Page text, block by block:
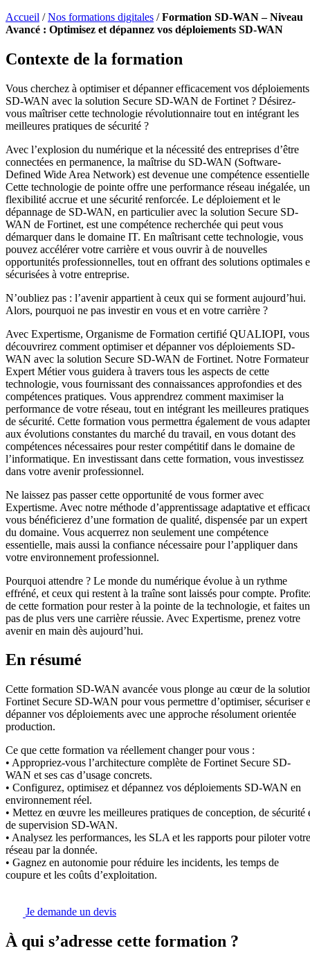
Accueil /Nos formations digitales /Formation SD-WAN – Niveau
Avancé : Optimisez et dépannez vos déploiements SD-WAN
Contexte de la formation
Vous cherchez à optimiser et dépanner efficacement vos déploiements
SD-WAN avec la solution Secure SD-WAN de Fortinet ? Désirez-
vous maîtriser cette technologie révolutionnaire tout en intégrant les
meilleures pratiques de sécurité ?
Avec l’explosion du numérique et la nécessité des entreprises d’être
connectées en permanence, la maîtrise du SD-WAN (Software-
Defined Wide Area Network) est devenue une compétence
Cette technologie de pointe offre une performance réseau inégalée,
flexibilité accrue et une sécurité renforcée. Le déploiement et le
dépannage de SD-WAN, en particulier avec la solution Secure SD-
WAN de Fortinet, est une compétence recherchée qui peut vous
démarquer dans le domaine IT. En maîtrisant cette technologie, vous
pouvez accélérer votre carrière et vous ouvrir à de nouvelles
opportunités professionnelles, tout en offrant des solutions optimales
sécurisées à votre entreprise.
N’oubliez pas : l’avenir appartient à ceux qui se forment aujourd’hui.
Alors, pourquoi ne pas investir en vous et en votre carrière ?
Avec Expertisme, Organisme de Formation certifié QUALIOPI, vous
découvrirez comment optimiser et dépanner vos déploiements SD-
WAN avec la solution Secure SD-WAN de Fortinet. Notre Formateur
Expert Métier vous guidera à travers tous les aspects de cette
technologie, vous fournissant des connaissances approfondies et des
compétences pratiques. Vous apprendrez comment maximiser la
performance de votre réseau, tout en intégrant les meilleures pratiques
de sécurité. Cette formation vous permettra également de vous adapter
aux évolutions constantes du marché du travail, en vous dotant des
compétences nécessaires pour rester compétitif dans le domaine de
l’informatique. En investissant dans cette formation, vous investissez
dans votre avenir professionnel.
Ne laissez pas passer cette opportunité de vous former avec
Expertisme. Avec notre méthode d’apprentissage adaptative et
vous bénéficierez d’une formation de qualité, dispensée par un expert
du domaine. Vous acquerrez non seulement une compétence
essentielle, mais aussi la confiance nécessaire pour l’appliquer dans
votre environnement professionnel.
Pourquoi attendre ? Le monde du numérique évolue à un rythme
effréné, et ceux qui restent à la traîne sont laissés pour compte.
de cette formation pour rester à la pointe de la technologie, et faites un
pas de plus vers une carrière réussie. Avec Expertisme, prenez votre
avenir en main dès aujourd’hui.
En résumé
Cette formation SD-WAN avancée vous plonge au cœur de la
Fortinet Secure SD-WAN pour vous permettre d’optimiser, sécuriser
dépanner vos déploiements avec une approche résolument orientée
production.
Ce que cette formation va réellement changer pour vous :
• Appropriez-vous l’architecture complète de Fortinet Secure SD-
WAN et ses cas d’usage concrets.
• Configurez, optimisez et dépannez vos déploiements SD-WAN en
environnement réel.
• Mettez en œuvre les meilleures pratiques de conception, de sécurité
de supervision SD-WAN.
• Analysez les performances, les SLA et les rapports pour piloter votre
réseau par la donnée.
• Gagnez en autonomie pour réduire les incidents, les temps de
coupure et les coûts d’exploitation.
Je demande un devis
À qui s’adresse cette formation ?